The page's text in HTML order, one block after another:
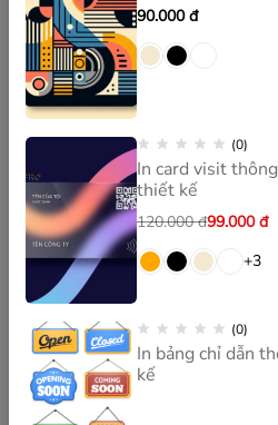
90.000đ
(0)
In card visit
thiết kế
120.000đ99.000đ
+3
(0)
In bảng chỉ dẫn
kế